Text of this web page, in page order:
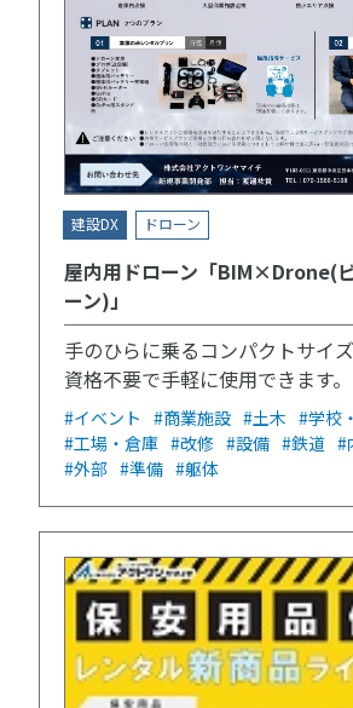
建設DX ドローン
屋内用ドローン「BIM×Drone(
ーン)」
手のひらに乗るコンパクトサイ
資格不要で手軽に使用できます。
#イベント #商業施設 #土木 #学校
#工場・倉庫 #改修 #設備 #鉄道 #
#外部 #準備 #躯体